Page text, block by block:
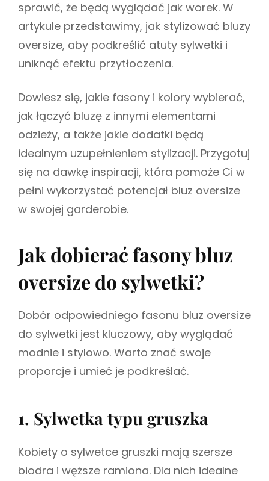
sprawić, że będą wyglądać jak worek. W
artykule przedstawimy, jak stylizować bluzy
oversize, aby podkreślić atuty sylwetki i
uniknąć efektu przytłoczenia.
Dowiesz się, jakie fasony i kolory wybierać,
jak łączyć bluzę z innymi elementami
odzieży, a także jakie dodatki będą
idealnym uzupełnieniem stylizacji. Przygotuj
się na dawkę inspiracji, która pomoże Ci w
pełni wykorzystać potencjał bluz oversize
w swojej garderobie.
Jak dobierać fasony bluz
oversize do sylwetki?
Dobór odpowiedniego fasonu bluz oversize
do sylwetki jest kluczowy, aby wyglądać
modnie i stylowo. Warto znać swoje
proporcje i umieć je podkreślać.
1. Sylwetka typu gruszka
Kobiety o sylwetce gruszki mają szersze
biodra i węższe ramiona. Dla nich idealne